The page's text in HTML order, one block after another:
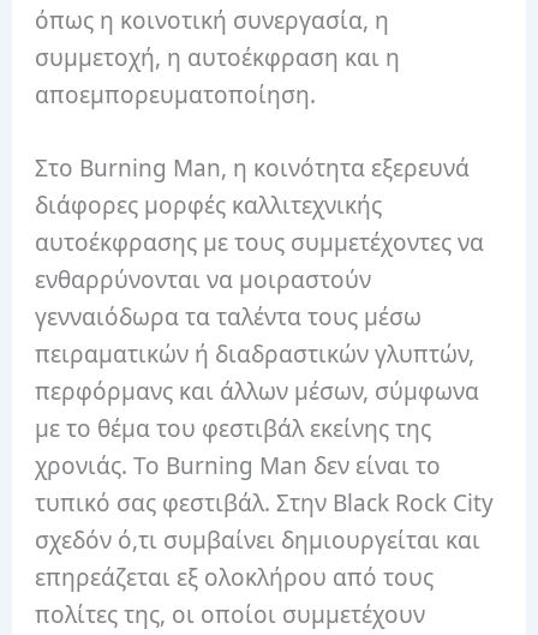
όπως η κοινοτική συνεργασία, η
συμμετοχή, η αυτοέκφραση και η
αποεμπορευματοποίηση.
Στο Burning Man, η κοινότητα εξερευνά
διάφορες μορφές καλλιτεχνικής
αυτοέκφρασης με τους συμμετέχοντες να
ενθαρρύνονται να μοιραστούν
γενναιόδωρα τα ταλέντα τους μέσω
πειραματικών ή διαδραστικών γλυπτών,
περφόρμανς και άλλων μέσων, σύμφωνα
με το θέμα του φεστιβάλ εκείνης της
χρονιάς.Το Burning Man δεν είναι το
τυπικό σας φεστιβάλ.Στην Black Rock City
σχεδόν ό,τι συμβαίνει δημιουργείται και
επηρεάζεται εξ ολοκλήρου από τους
πολίτες της, οι οποίοι συμμετέχουν